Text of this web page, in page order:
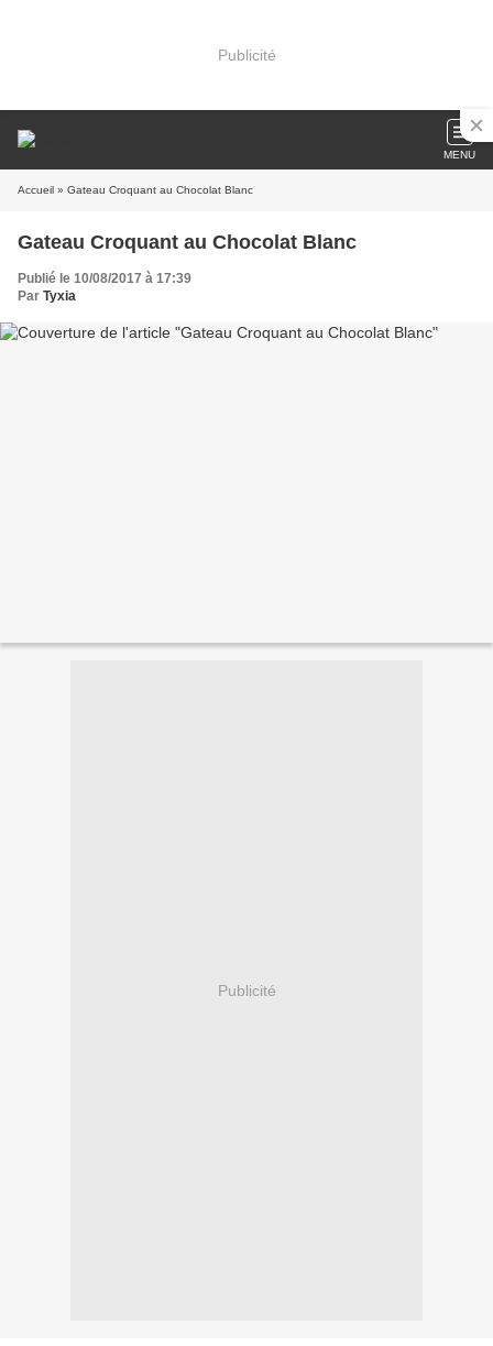
Publicité
MENU
Accueil » Gateau Croquant au Chocolat Blanc
Gateau Croquant au Chocolat Blanc
Publié le 10/08/2017 à 17:39
Par Tyxia
Publicité